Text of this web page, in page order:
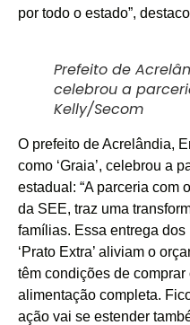
por todo o estado”,
Prefeito de
celebrou a
Kelly/Secom
O prefeito de Acrelândia,
como ‘Graia’, celebrou a
estadual: “A parceria com
da SEE, traz uma
famílias. Essa entrega
‘Prato Extra’ aliviam o
têm condições de
alimentação completa.
ação vai se estender